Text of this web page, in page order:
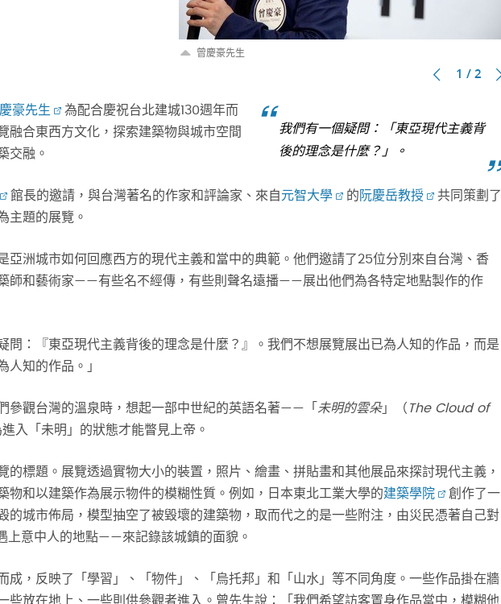
曾慶豪先生
1 / 2
我們有一個疑問：「東亞現代主義背
後的理念是什麼？」。
豪先生
為配合慶祝台北建城130週年而
融合東西方文化，探索建築物與城市空間
交融。
館長的邀請，與台灣著名的作家和評論家、來自 元智大學 的 阮慶岳教授
共同策劃了
主題的展覽。
亞洲城市如何回應西方的現代主義和當中的典範。他們邀請了25位分別來自台灣、香
師和藝術家——有些名不經傳，有些則聲名遠播——展出他們為各特定地點製作的作
問：『東亞現代主義背後的理念是什麼？』。我們不想展覽展出已為人知的作品，而是
人知的作品。」
參觀台灣的溫泉時，想起一部中世紀的英語名著——「 未明的雲朵」（ The Cloud of
入「未明」的狀態才能瞥見上帝。
的標題。展覽透過實物大小的裝置，照片、繪畫、拼貼畫和其他展品來探討現代主義，
物和以建築作為展示物件的模糊性質。例如，日本東北工業大學的建築學院
創作了一
毀的城市佈局，模型抽空了被毀壞的建築物，取而代之的是一些附注，由災民憑著自己對
意中人的地點——來記錄該城鎮的面貌。
成，反映了「學習」、「物件」、「烏托邦」和「山水」等不同角度。一些作品掛在牆
些放在地上、一些則供參觀者進入。曾先生說：「我們希望訪客置身作品當中，模糊他